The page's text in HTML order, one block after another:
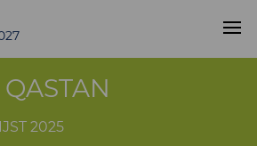
QASTAN
2025